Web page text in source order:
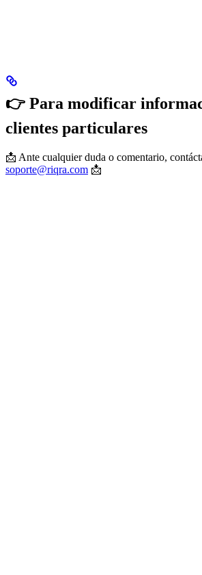
👉 Para modificar
clientes particulares
📩 Ante cualquier duda o comentario,
soporte@riqra.com 📩